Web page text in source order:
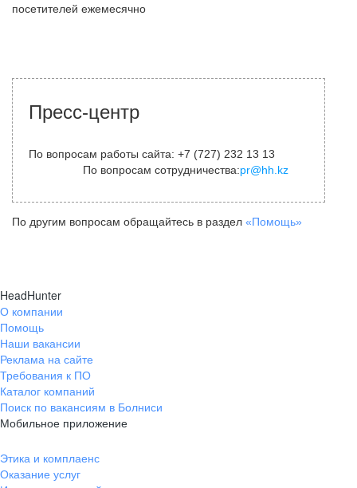
посетителей ежемесячно
Пресс-центр
По вопросам работы сайта: +7 (727) 232 13 13
По вопросам сотрудничества:pr@hh.kz
По другим вопросам обращайтесь в раздел «Помощь»
HeadHunter
О компании
Помощь
Наши вакансии
Реклама на сайте
Требования к ПО
Каталог компаний
Поиск по вакансиям в Болниси
Мобильное приложение
Этика и комплаенс
Оказание услуг